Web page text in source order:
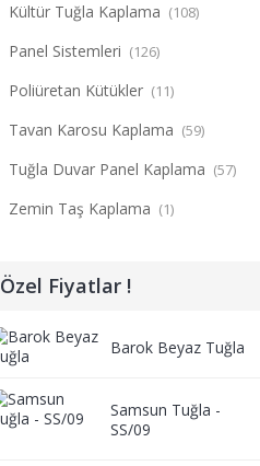
Kültür Tuğla Kaplama (108)
Panel Sistemleri (126)
Poliüretan Kütükler (11)
Tavan Karosu Kaplama (59)
Tuğla Duvar Panel Kaplama (57)
Zemin Taş Kaplama (1)
Özel Fiyatlar !
Barok Beyaz Tuğla
Samsun Tuğla -
SS/09